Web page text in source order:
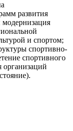
развития
модернизация
и спортом;
спортивно-
спортивного
организаций